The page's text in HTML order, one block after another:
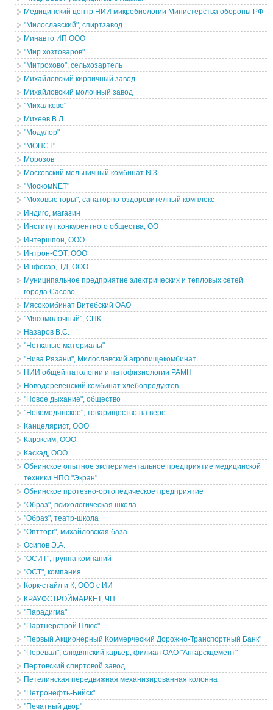
Медицинский центр НИИ микробиологии Министерства обороны РФ
"Милославский", спиртзавод
Минавто ИП ООО
"Мир хозтоваров"
"Митрохово", сельхозартель
Михайловский кирпичный завод
Михайловский молочный завод
"Михалково"
Михеев В.Л.
"Модулор"
"МОПСТ"
Морозов
Московский мельничный комбинат N 3
"МоскомNET"
"Моховые горы", санаторно-оздоровителный комплекс
Индиго, магазин
Институт конкурентного общества, ОО
Интершпон, ООО
Интрон-СЭТ, ООО
Инфокар, ТД, ООО
Муниципальное предприятие электрических и тепловых сетей
города Сасово
Мясокомбинат Витебский ОАО
"Мясомолочный", СПК
Назаров В.С.
"Нетканые материалы"
"Нива Рязани", Милославский агропищекомбинат
НИИ общей патологии и патофизиологии РАМН
Новодеревенский комбинат хлебопродуктов
"Новое дыхание", общество
"Новомедянское", товарищество на вере
Канцелярист, ООО
Карэксим, ООО
Каскад, ООО
Обнинское опытное экспериментальное предприятие медицинской
техники НПО "Экран"
Обнинское протезно-ортопедическое предприятие
"Образ", психологическая школа
"Образ", театр-школа
"Оптторг", михайловская база
Осипов Э.А.
"ОСИТ", группа компаний
"ОСТ", компания
Корк-стайл и К, ООО с ИИ
КРАУФСТРОЙМАРКЕТ, ЧП
"Парадигма"
"Партнерстрой Плюс"
"Первый Акционерный Коммерческий Дорожно-Транспортный Банк"
"Перевал", cлюдянский карьер, филиал ОАО "Ангарскцемент"
Пертовский спиртовой завод
Петелинская передвижная механизированная колонна
"Петронефть-Бийск"
"Печатный двор"